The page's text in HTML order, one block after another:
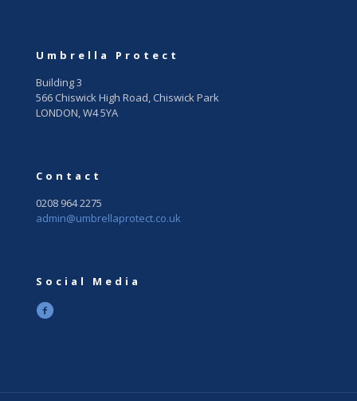
Umbrella Protect
Building 3
566 Chiswick High Road, Chiswick Park
LONDON, W4 5YA
Contact
0208 964 2275
admin@umbrellaprotect.co.uk
Social Media